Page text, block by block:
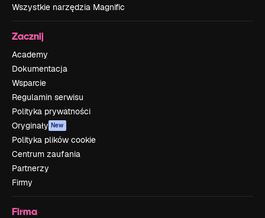
Wszystkie narzędzia Magnific
Zacznij
Academy
Dokumentacja
Wsparcie
Regulamin serwisu
Polityka prywatności
Oryginały New
Polityka plików cookie
Centrum zaufania
Partnerzy
Firmy
Firma